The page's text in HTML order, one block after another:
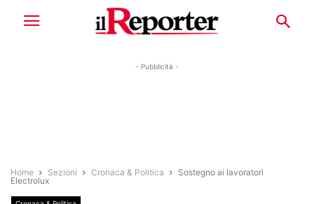
- Pubblicità -
Home Sezioni Cronaca & Politica
Sostegno ai lavoratori
Electrolux